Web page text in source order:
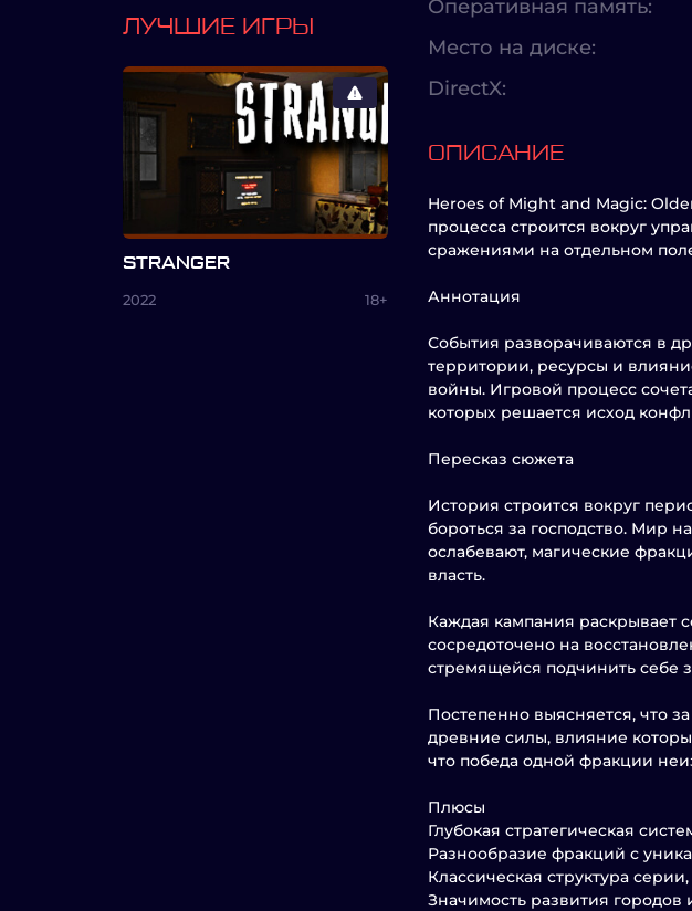
ЛУЧШИЕ ИГРЫ
STRANGER
2022 18+
Оперативная память:
Место на диске:
DirectX:
ОПИСАНИЕ
Heroes of Might and Magic:
процесса строится вокруг
сражениями на отдельном
Аннотация
События разворачиваются в
территории, ресурсы и
войны. Игровой процесс
которых решается исход
Пересказ сюжета
История строится вокруг
бороться за господство. Мир
ослабевают, магические
власть.
Каждая кампания раскрывает
сосредоточено на
стремящейся подчинить себе
Постепенно выясняется, что
древние силы, влияние
что победа одной фракции
Плюсы
Глубокая стратегическая
Разнообразие фракций с
Классическая структура
Значимость развития городов